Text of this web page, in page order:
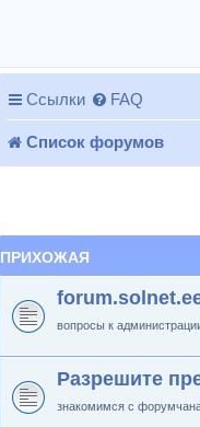
Ссылки FAQ
Список форумов
ПРИХОЖАЯ
вопросы к
Разрешите
знакомимся с